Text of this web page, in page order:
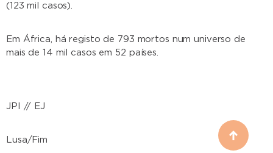
(123 mil casos).
Em África, há registo de 793 mortos num universo de
mais de 14 mil casos em 52 países.
JPI // EJ
Lusa/Fim